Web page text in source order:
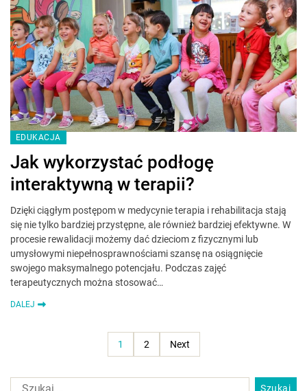
EDUKACJA
Jak wykorzystać podłogę
interaktywną w terapii?
Dzięki ciągłym postępom w medycynie terapia i rehabilitacja stają
się nie tylko bardziej przystępne, ale również bardziej efektywne. W
procesie rewalidacji możemy dać dzieciom z fizycznymi lub
umysłowymi niepełnosprawnościami szansę na osiągnięcie
swojego maksymalnego potencjału. Podczas zajęć
terapeutycznych można stosować…
DALEJ
1 2 Next